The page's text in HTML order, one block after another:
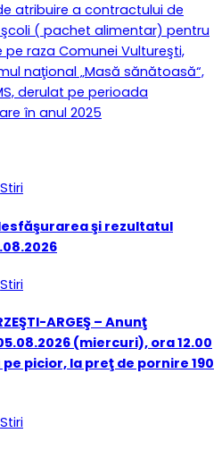
atribuire a contractului de
( pachet alimentar) pentru
raza Comunei Vultureşti,
naţional „Masă sănătoasă“,
derulat pe perioada
în anul 2025
Stiri
şi rezultatul
Stiri
ARGEŞ – Anunţ
(miercuri), ora 12.00
picior, la preţ de pornire 190
Stiri